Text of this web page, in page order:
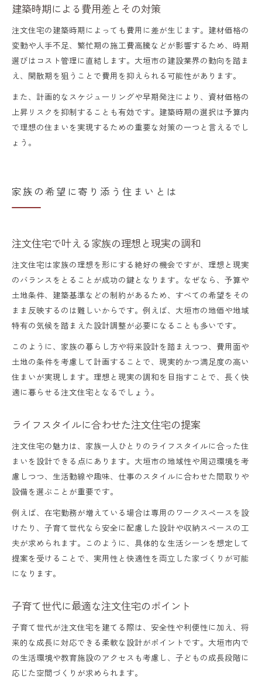
建築時期による費用差とその対策
注文住宅の建築時期によっても費用に差が生じます。建材価格の
変動や人手不足、繁忙期の施工費高騰などが影響するため、時期
選びはコスト管理に直結します。大垣市の建設業界の動向を踏ま
え、閑散期を狙うことで費用を抑えられる可能性があります。
また、計画的なスケジューリングや早期発注により、資材価格の
上昇リスクを抑制することも有効です。建築時期の選択は予算内
で理想の住まいを実現するための重要な対策の一つと言えるでし
ょう。
家族の希望に寄り添う住まいとは
注文住宅で叶える家族の理想と現実の調和
注文住宅は家族の理想を形にする絶好の機会ですが、理想と現実
のバランスをとることが成功の鍵となります。なぜなら、予算や
土地条件、建築基準などの制約があるため、すべての希望をその
まま反映するのは難しいからです。例えば、大垣市の地価や地域
特有の気候を踏まえた設計調整が必要になることも多いです。
このように、家族の暮らし方や将来設計を踏まえつつ、費用面や
土地の条件を考慮して計画することで、現実的かつ満足度の高い
住まいが実現します。理想と現実の調和を目指すことで、長く快
適に暮らせる注文住宅となるでしょう。
ライフスタイルに合わせた注文住宅の提案
注文住宅の魅力は、家族一人ひとりのライフスタイルに合った住
まいを設計できる点にあります。大垣市の地域性や周辺環境を考
慮しつつ、生活動線や趣味、仕事のスタイルに合わせた間取りや
設備を選ぶことが重要です。
例えば、在宅勤務が増えている場合は専用のワークスペースを設
けたり、子育て世代なら安全に配慮した設計や収納スペースの工
夫が求められます。このように、具体的な生活シーンを想定して
提案を受けることで、実用性と快適性を両立した家づくりが可能
になります。
子育て世代に最適な注文住宅のポイント
子育て世代が注文住宅を建てる際は、安全性や利便性に加え、将
来的な成長に対応できる柔軟な設計がポイントです。大垣市内で
の生活環境や教育施設のアクセスも考慮し、子どもの成長段階に
応じた空間づくりが求められます。